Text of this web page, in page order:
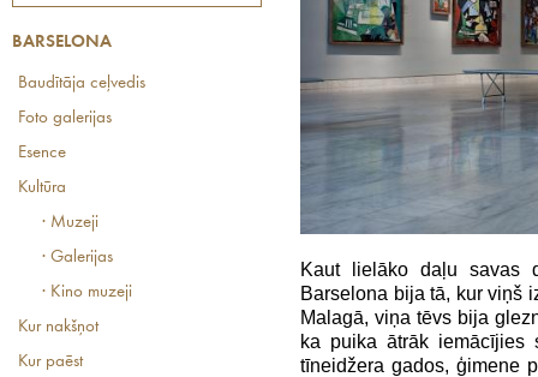
BARSELONA
Baudītāja ceļvedis
Foto galerijas
Esence
Kultūra
· Muzeji
· Galerijas
· Kino muzeji
Kur nakšņot
Kur paēst
Kaut lielāko daļu savas
Barselona bija tā, kur viņš
Malagā, viņa tēvs bija
ka puika ātrāk iemācījies
tīneidžera gados, ģimene